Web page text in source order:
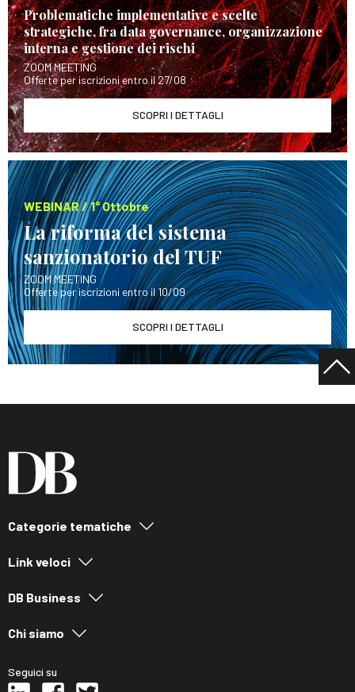
Problematiche implementative e scelte
strategiche, fra data governance, organizzazione
interna e gestione dei rischi
ZOOM MEETING
Offerte per iscrizioni entro il 27/08
SCOPRI I DETTAGLI
WEBINAR / 1° Ottobre
La riforma del sistema
sanzionatorio del TUF
ZOOM MEETING
Offerte per iscrizioni entro il 10/09
SCOPRI I DETTAGLI
Categorie tematiche
Link veloci
DB Business
Chi siamo
Seguici su